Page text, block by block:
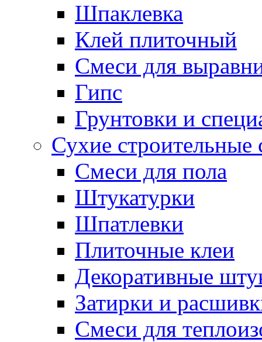
Шпаклевка
Клей плиточный
Смеси для
Гипс
Грунтовки и
Сухие
Смеси для пола
Штукатурки
Шпатлевки
Плиточные клеи
Декоративные
Затирки и
Смеси для